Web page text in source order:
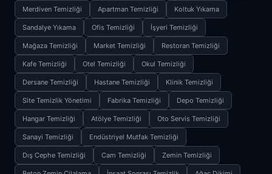
Merdiven Temizliği Apartman Temizliği Koltuk Yıkama
Sandalye Yıkama Ofis Temizliği İşyeri Temizliği
Mağaza Temizliği Market Temizliği Restoran Temizliği
Kafe Temizliği Otel Temizliği Okul Temizliği
Dersane Temizliği Hastane Temizliği Klinik Temizliği
Site Temizlik Yönetimi Fabrika Temizliği Depo Temizliği
Hangar Temizliği Atölye Temizliği Oto Servis Temizliği
Sanayi Temizliği Endüstriyel Mutfak Temizliği
Dış Cephe Temizliği Cam Temizliği Zemin Temizliği